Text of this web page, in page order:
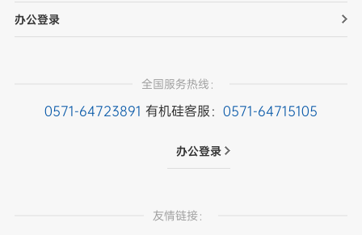
办公登录
全国服务热线：
0571-64723891 有机硅客服： 0571-64715105
办公登录
友情链接：